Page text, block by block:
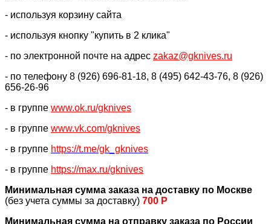
- используя корзину сайта
- используя кнопку "купить в 2 клика"
- по электронной почте на адрес zakaz@gknives.ru
- по телефону 8 (926) 696-81-18, 8 (495) 642-43-76, 8 (926)
656-26-96
- в группе www.ok.ru/gknives
- в группе www.vk.com/gknives
- в группе https://t.me/gk_gknives
- в группе https://max.ru/gknives
Минимальная сумма заказа на доставку по Москве
(без учета суммы за доставку) 700 Р
Минимальная сумма на отправку заказа по России